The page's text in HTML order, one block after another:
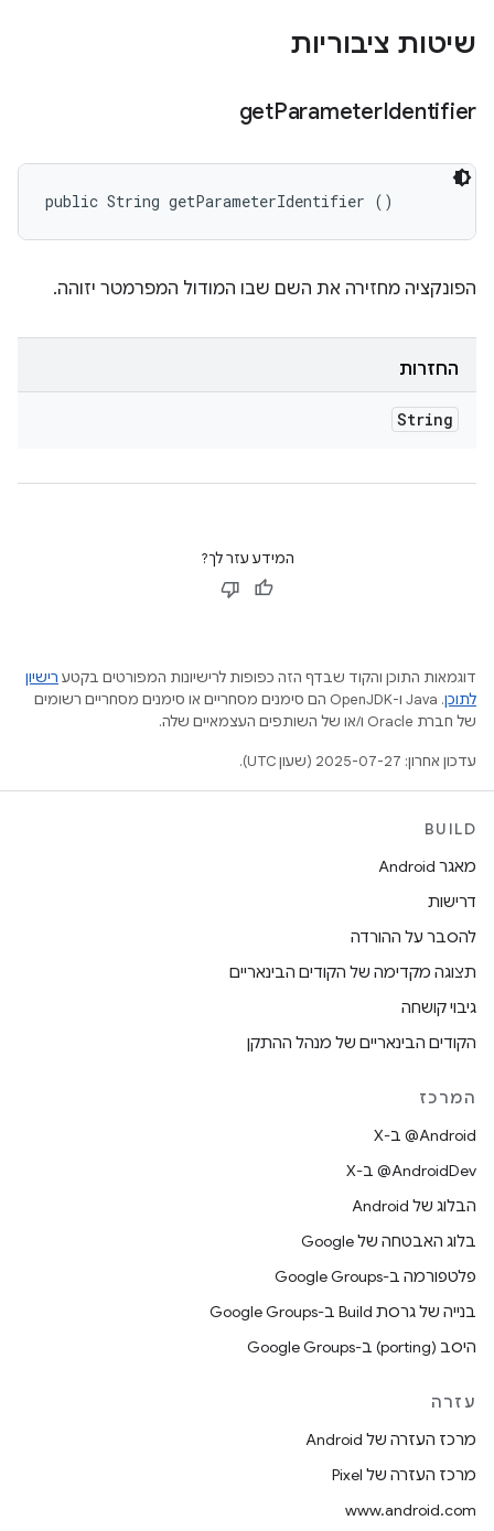
שיטות ציבוריות
getParameterIdentifier
public String getParameterIdentifier ()
הפונקציה מחזירה את השם שבו המודול המפרמטר יזוהה.
החזרות
String
המידע עזר לך?
דוגמאות התוכן והקוד שבדף הזה כפופות לרישיונות המפורטים בקטע רישיון
לתוכן
.‏ Java ו-OpenJDK הם סימנים מסחריים או סימנים מסחריים רשומים
של חברת Oracle ו/או של השותפים העצמאיים שלה.
עדכון אחרון: 2025-07-27 (שעון UTC).
BUILD
מאגר Android
דרישות
להסבר על ההורדה
תצוגה מקדימה של הקודים הבינאריים
גיבוי קושחה
הקודים הבינאריים של מנהל ההתקן
המרכז
‫‎@Android ב-X
‫‎@AndroidDev ב-X
הבלוג של Android
בלוג האבטחה של Google
פלטפורמה ב-Google Groups
בנייה של גרסת Build ב-Google Groups
היסב (porting) ב-Google Groups
עזרה
מרכז העזרה של Android
מרכז העזרה של Pixel
www.android.com